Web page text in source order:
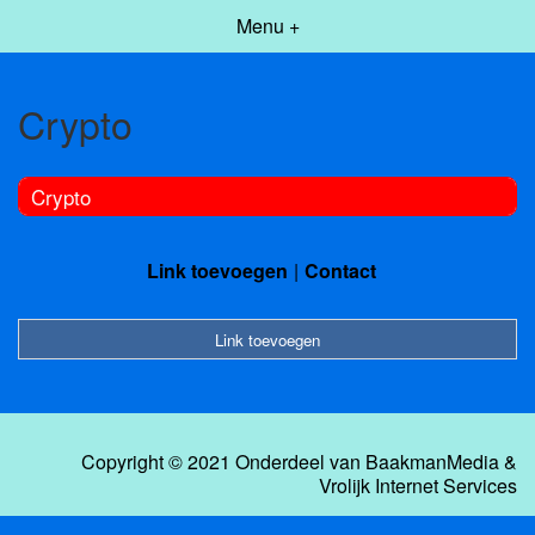
Menu +
Crypto
Crypto
Link toevoegen Contact
Link toevoegen
Copyright © 2021 Onderdeel van BaakmanMedia&
Vrolijk Internet Services